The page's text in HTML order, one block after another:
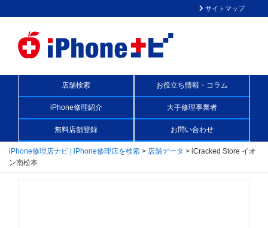
サイトマップ
店舗検索 お役立ち情報・コラム
iPhone修理紹介 大手修理事業者
無料店舗登録 お問い合わせ
iPhone修理店ナビ | iPhone修理店を検索 > 店舗データ > iCracked Store イオ
ン南松本